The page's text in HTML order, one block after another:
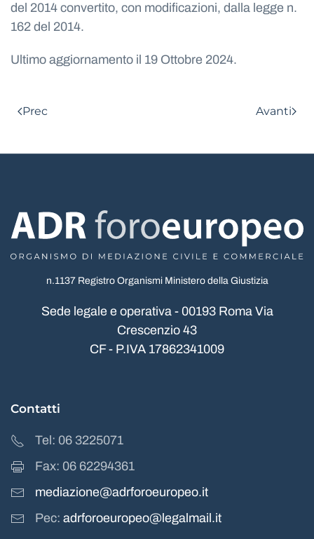
del 2014 convertito, con modificazioni, dalla legge n.
162 del 2014.
Ultimo aggiornamento il 19 Ottobre 2024.
Prec Avanti
n.1137 Registro Organismi Ministero della Giustizia
Sede legale e operativa - 00193 Roma Via
Crescenzio 43
CF - P.IVA 17862341009
Contatti
Tel: 06 3225071
Fax: 06 62294361
mediazione@adrforoeuropeo.it
Pec: adrforoeuropeo@legalmail.it